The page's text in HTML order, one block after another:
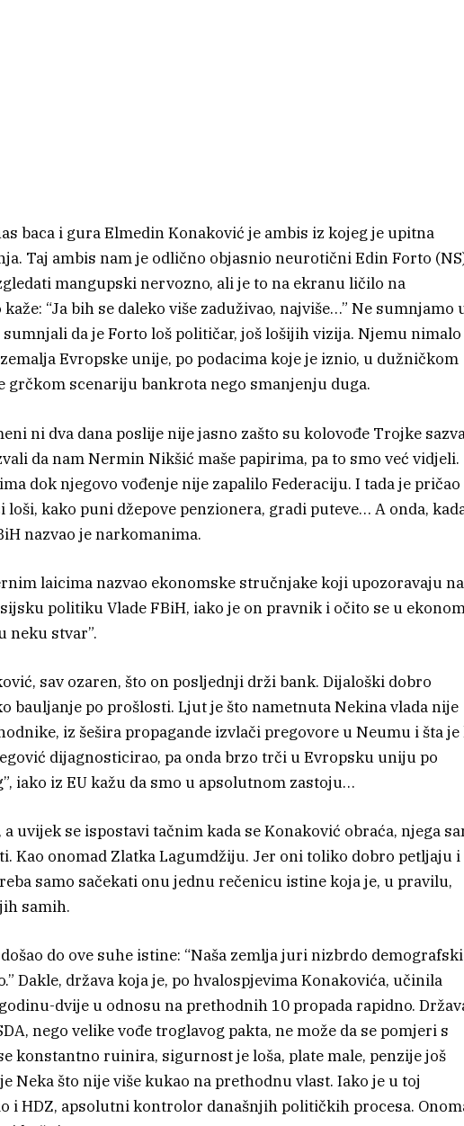
baca i gura Elmedin Konaković je ambis iz kojeg je upitna
Taj ambis nam je odlično objasnio neurotični Edin Forto
mangupski nervozno, ali je to na ekranu ličilo na
“Ja bih se daleko više zaduživao, najviše…” Ne sumnjamo
da je Forto loš političar, još lošijih vizija. Njemu nimalo
Evropske unije, po podacima koje je iznio, u dužničkom
grčkom scenariju bankrota nego smanjenju duga.
ni dva dana poslije nije jasno zašto su kolovođe Trojke
da nam Nermin Nikšić maše papirima, pa to smo već vidjeli.
dok njegovo vođenje nije zapalilo Federaciju. I tada je pričao
kako puni džepove penzionera, gradi puteve… A onda,
nazvao je narkomanima.
laicima nazvao ekonomske stručnjake koji upozoravaju na
politiku Vlade FBiH, iako je on pravnik i očito se u
neku stvar”.
sav ozaren, što on posljednji drži bank. Dijaloški dobro
bauljanje po prošlosti. Ljut je što nametnuta Nekina vlada nije
iz šešira propagande izvlači pregovore u Neumu i šta je
dijagnosticirao, pa onda brzo trči u Evropsku uniju po
iako iz EU kažu da smo u apsolutnom zastoju…
a uvijek se ispostavi tačnim kada se Konaković obraća, njega
Kao onomad Zlatka Lagumdžiju. Jer oni toliko dobro petljaju i
samo sačekati onu jednu rečenicu istine koja je, u pravilu,
samih.
do ove suhe istine: “Naša zemlja juri nizbrdo
Dakle, država koja je, po hvalospjevima Konakovića, učinila
dvije u odnosu na prethodnih 10 propada rapidno.
nego velike vođe troglavog pakta, ne može da se pomjeri s
konstantno ruinira, sigurnost je loša, plate male, penzije još
Neka što nije više kukao na prethodnu vlast. Iako je u toj
i HDZ, apsolutni kontrolor današnjih političkih procesa.